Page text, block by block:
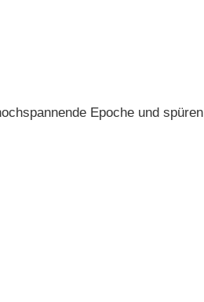
Epoche und spüren